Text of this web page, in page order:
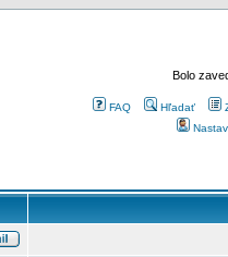
Bolo
FAQ Hľadať